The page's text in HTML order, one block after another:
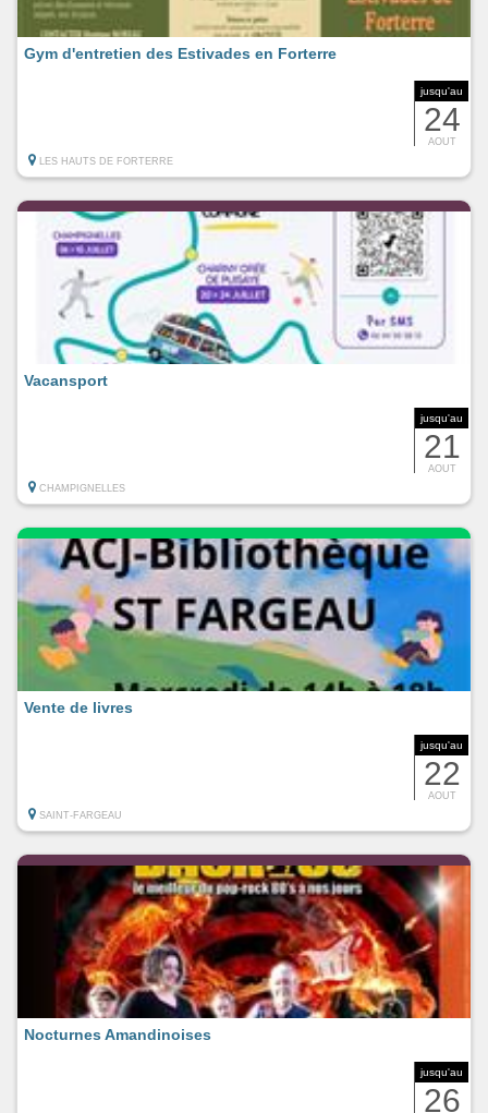
jusqu'au
24
AOUT
Gym d'entretien des Estivades en Forterre
LES HAUTS DE FORTERRE
jusqu'au
21
AOUT
Vacansport
CHAMPIGNELLES
jusqu'au
22
AOUT
Vente de livres
SAINT-FARGEAU
jusqu'au
26
Nocturnes Amandinoises